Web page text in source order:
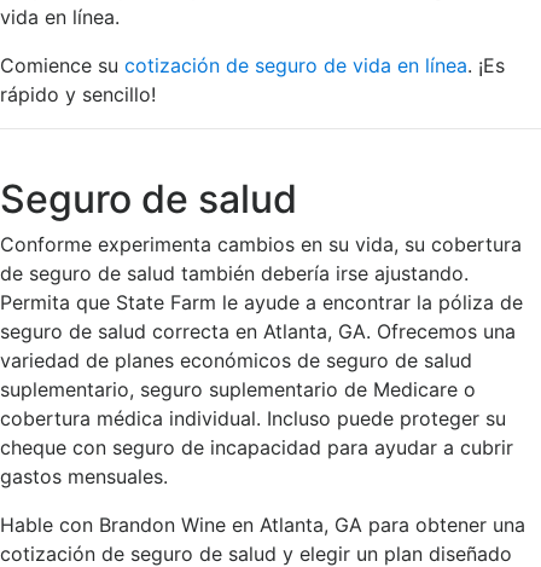
vida en línea.
Comience su cotización de seguro de vida en línea. ¡Es
rápido y sencillo!
Seguro de salud
Conforme experimenta cambios en su vida, su cobertura
de seguro de salud también debería irse ajustando.
Permita que State Farm le ayude a encontrar la póliza de
seguro de salud correcta en Atlanta, GA. Ofrecemos una
variedad de planes económicos de seguro de salud
suplementario, seguro suplementario de Medicare o
cobertura médica individual. Incluso puede proteger su
cheque con seguro de incapacidad para ayudar a cubrir
gastos mensuales.
Hable con Brandon Wine en Atlanta, GA para obtener una
cotización de seguro de salud y elegir un plan diseñado